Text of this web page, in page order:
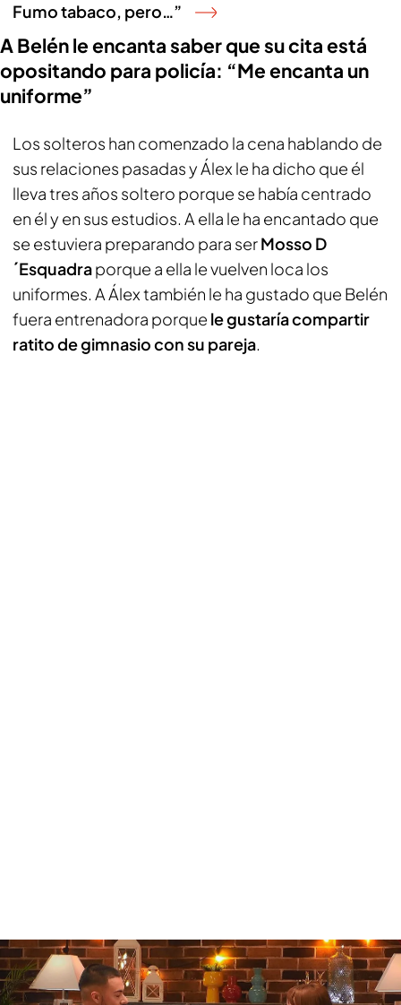
Fumo tabaco, pero…”
A Belén le encanta saber que su cita está
opositando para policía: “Me encanta un
uniforme”
Los solteros han comenzado la cena hablando de
sus relaciones pasadas y Álex le ha dicho que él
lleva tres años soltero porque se había centrado
en él y en sus estudios. A ella le ha encantado que
se estuviera preparando para serMosso D
´Esquadraporque a ella le vuelven loca los
uniformes. A Álex también le ha gustado que Belén
fuera entrenadora porque le gustaría compartir
ratito de gimnasio con su pareja.